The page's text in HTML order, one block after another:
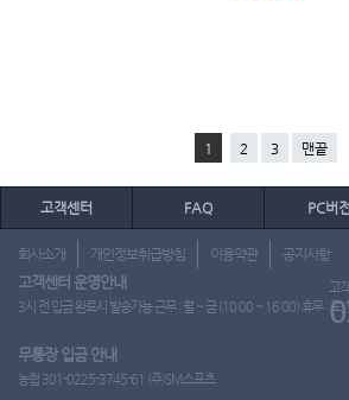
1 2 3 맨끝
고객센터 FAQ PC버전
회사소개 개인정보취급방침 이용약관 공지사항
고객센터 운영안내
3시 전 입금 완료시 발송가능 근무 : 월 ~ 금 (10:00 ~ 16:00) 휴무 : 토,
고
무통장 입금 안내
농협 301-0225-3745-61 (주)SM스포츠